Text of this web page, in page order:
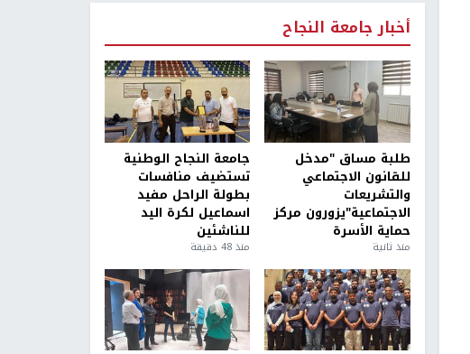
أخبار جامعة النجاح
طلبة مساق "مدخل
للقانون الاجتماعي
والتشريعات
الاجتماعية"يزورون مركز
حماية الأسرة
منذ ثانية
جامعة النجاح الوطنية
تستضيف منافسات
بطولة الراحل مفيد
اسماعيل لكرة اليد
للناشئين
منذ 48 دقيقة